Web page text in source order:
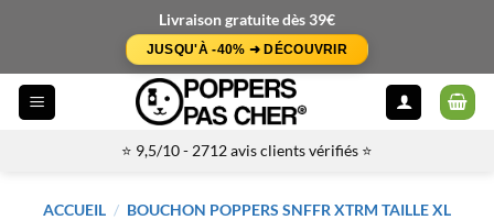
Livraison gratuite dès 39€
JUSQU'À -40% ➜ DÉCOUVRIR
⭐ 9,5/10 - 2712 avis clients vérifiés ⭐
ACCUEIL / BOUCHON POPPERS SNFFR XTRM TAILLE XL